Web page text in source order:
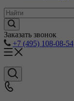
Заказать звонок
+7 (495) 108-08-54